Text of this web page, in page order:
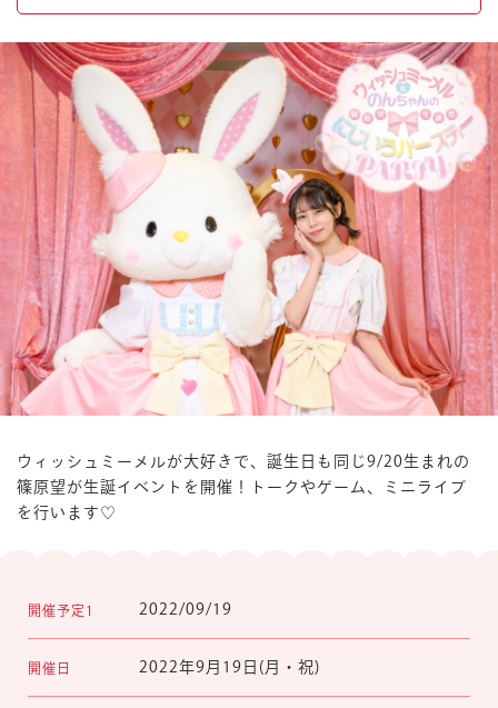
ウィッシュミーメルが大好きで、誕生日も同じ9/20生まれの
篠原望が生誕イベントを開催！トークやゲーム、ミニライブ
を行います♡
開催予定1 2022/09/19
開催日 2022年9月19日(月・祝)